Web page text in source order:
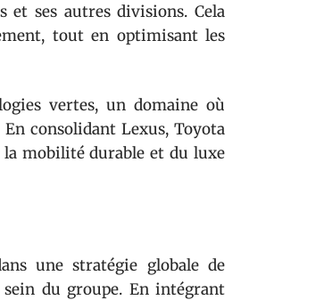
et ses autres divisions. Cela
tout en optimisant les
vertes, un domaine où
En consolidant Lexus, Toyota
mobilité durable et du luxe
une stratégie globale de
du groupe. En intégrant